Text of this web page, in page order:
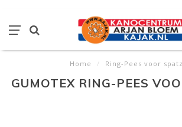
Home / Ring-Pees voor
GUMOTEX RING-PEES